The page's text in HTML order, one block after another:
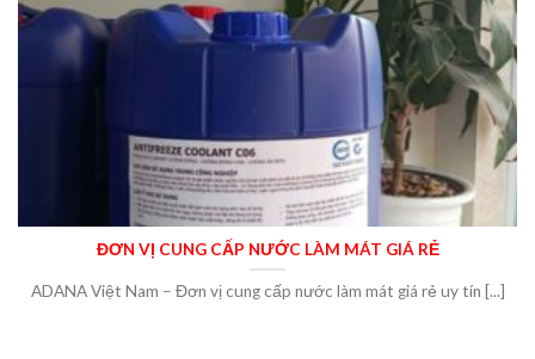
ĐƠN VỊ CUNG CẤP NƯỚC LÀM MÁT GIÁ RẺ
ADANA Việt Nam – Đơn vị cung cấp nước làm mát giá rẻ uy tín [...]